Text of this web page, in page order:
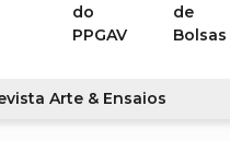
do
PPGAV
de
Bolsas
Arte & Ensaios